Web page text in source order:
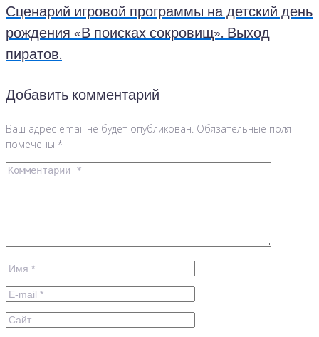
Сценарий игровой программы на детский день
рождения «В поисках сокровищ». Выход
пиратов.
Добавить комментарий
Ваш адрес email не будет опубликован. Обязательные поля
помечены *